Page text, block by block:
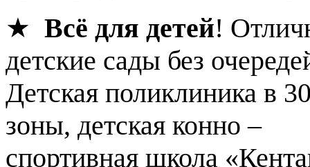
★ Всё для детей!
детские сады без
Детская поликлиника в
зоны, детская конно –
спортивная школа